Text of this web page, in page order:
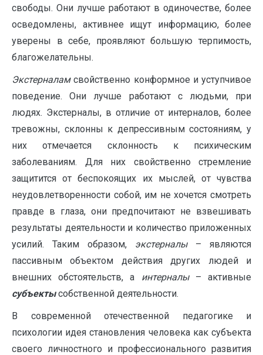
свободы. Они лучше работают в одиночестве, более
осведомлены, активнее ищут информацию, более
уверены в себе, проявляют большую терпимость,
благожелательны.
Экстерналамсвойственно конформное и уступчивое
поведение. Они лучше работают с людьми, при
людях. Экстерналы, в отличие от интерналов, более
тревожны, склонны к депрессивным состояниям, у
них отмечается склонность к психическим
заболеваниям. Для них свойственно стремление
защитится от беспокоящих их мыслей, от чувства
неудовлетворенности собой, им не хочется смотреть
правде в глаза, они предпочитают не взвешивать
результаты деятельности и количество приложенных
усилий. Таким образом, экстерналы– являются
пассивным объектом действия других людей и
внешних обстоятельств, а интерналы– активные
субъектысобственной деятельности.
В современной отечественной педагогике и
психологии идея становления человека как субъекта
своего личностного и профессионального развития